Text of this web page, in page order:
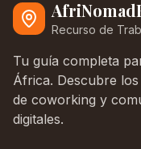
Recurso de
Tu guía completa
África. Descubre
de coworking y
digitales.